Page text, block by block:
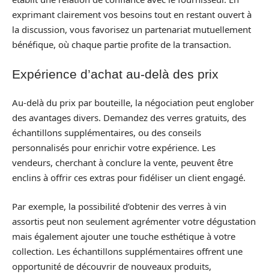
exprimant clairement vos besoins tout en restant ouvert à
la discussion, vous favorisez un partenariat mutuellement
bénéfique, où chaque partie profite de la transaction.
Expérience d’achat au-delà des prix
Au-delà du prix par bouteille, la négociation peut englober
des avantages divers. Demandez des verres gratuits, des
échantillons supplémentaires, ou des conseils
personnalisés pour enrichir votre expérience. Les
vendeurs, cherchant à conclure la vente, peuvent être
enclins à offrir ces extras pour fidéliser un client engagé.
Par exemple, la possibilité d’obtenir des verres à vin
assortis peut non seulement agrémenter votre dégustation
mais également ajouter une touche esthétique à votre
collection. Les échantillons supplémentaires offrent une
opportunité de découvrir de nouveaux produits,